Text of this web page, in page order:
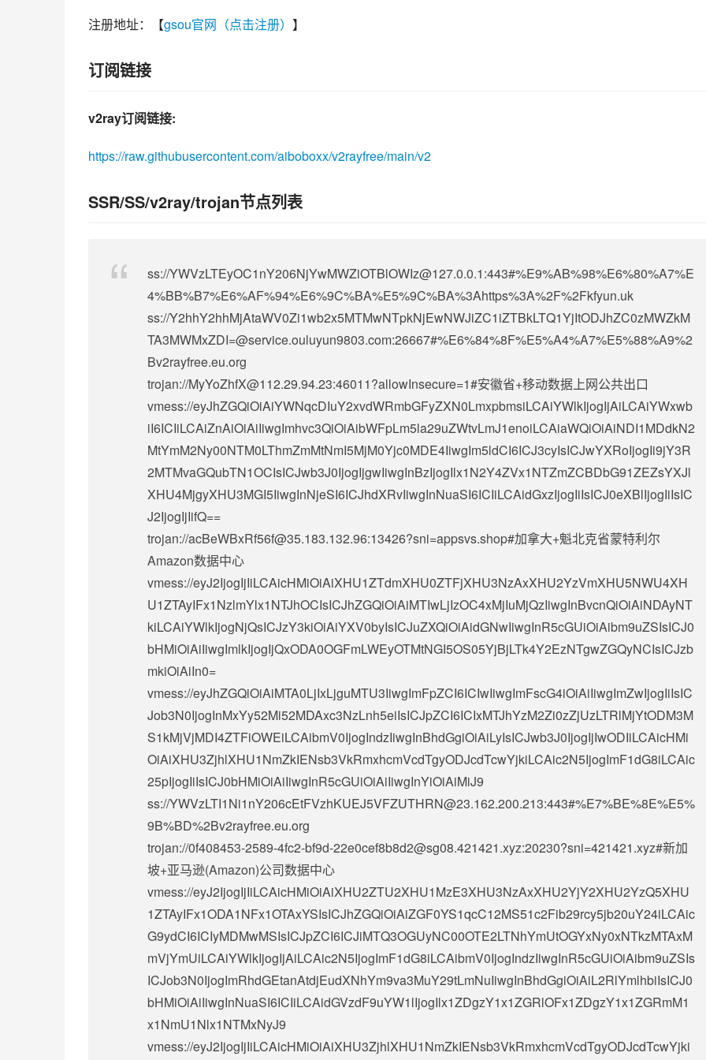
注册地址：【gsou官网（点击注册） 】
订阅链接
v2ray订阅链接:
https://raw.githubusercontent.com/aiboboxx/v2rayfree/main/v2
SSR/SS/v2ray/trojan节点列表
ss://YWVzLTEyOC1nY206NjYwMWZiOTBlOWIz@127.0.0.1:443#%E9%AB%98%E6%80%A7%E
4%BB%B7%E6%AF%94%E6%9C%BA%E5%9C%BA%3Ahttps%3A%2F%2Fkfyun.uk
ss://Y2hhY2hhMjAtaWV0Zi1wb2x5MTMwNTpkNjEwNWJiZC1iZTBkLTQ1YjItODJhZC0zMWZkM
TA3MWMxZDI=@service.ouluyun9803.com:26667#%E6%84%8F%E5%A4%A7%E5%88%A9%2
Bv2rayfree.eu.org
trojan://MyYoZhfX@112.29.94.23:46011?allowInsecure=1#安徽省+移动数据上网公共出口
vmess://eyJhZGQiOiAiYWNqcDIuY2xvdWRmbGFyZXN0LmxpbmsiLCAiYWlkIjogIjAiLCAiYWxwb
iI6ICIiLCAiZnAiOiAiIiwgImhvc3QiOiAibWFpLm5la29uZWtvLmJ1enoiLCAiaWQiOiAiNDI1MDdkN2
MtYmM2Ny00NTM0LThmZmMtNmI5MjM0Yjc0MDE4IiwgIm5ldCI6ICJ3cyIsICJwYXRoIjogIi9jY3R
2MTMvaGQubTN1OCIsICJwb3J0IjogIjgwIiwgInBzIjogIlx1N2Y4ZVx1NTZmZCBDbG91ZEZsYXJl
XHU4MjgyXHU3MGI5IiwgInNjeSI6ICJhdXRvIiwgInNuaSI6ICIiLCAidGxzIjogIiIsICJ0eXBlIjogIiIsIC
J2IjogIjIifQ==
trojan://acBeWBxRf56f@35.183.132.96:13426?sni=appsvs.shop#加拿大+魁北克省蒙特利尔
Amazon数据中心
vmess://eyJ2IjogIjIiLCAicHMiOiAiXHU1ZTdmXHU0ZTFjXHU3NzAxXHU2YzVmXHU5NWU4XH
U1ZTAyIFx1NzlmYlx1NTJhOCIsICJhZGQiOiAiMTIwLjIzOC4xMjIuMjQzIiwgInBvcnQiOiAiNDAyNT
kiLCAiYWlkIjogNjQsICJzY3kiOiAiYXV0byIsICJuZXQiOiAidGNwIiwgInR5cGUiOiAibm9uZSIsICJ0
bHMiOiAiIiwgImlkIjogIjQxODA0OGFmLWEyOTMtNGI5OS05YjBjLTk4Y2EzNTgwZGQyNCIsICJzb
mkiOiAiIn0=
vmess://eyJhZGQiOiAiMTA0LjIxLjguMTU3IiwgImFpZCI6ICIwIiwgImFscG4iOiAiIiwgImZwIjogIiIsIC
Job3N0IjogInMxYy52Mi52MDAxc3NzLnh5eiIsICJpZCI6ICIxMTJhYzM2Zi0zZjUzLTRlMjYtODM3M
S1kMjVjMDI4ZTFiOWEiLCAibmV0IjogIndzIiwgInBhdGgiOiAiLyIsICJwb3J0IjogIjIwODIiLCAicHMi
OiAiXHU3ZjhlXHU1NmZkIENsb3VkRmxhcmVcdTgyODJcdTcwYjkiLCAic2N5IjogImF1dG8iLCAic
25pIjogIiIsICJ0bHMiOiAiIiwgInR5cGUiOiAiIiwgInYiOiAiMiJ9
ss://YWVzLTI1Ni1nY206cEtFVzhKUEJ5VFZUTHRN@23.162.200.213:443#%E7%BE%8E%E5%
9B%BD%2Bv2rayfree.eu.org
trojan://0f408453-2589-4fc2-bf9d-22e0cef8b8d2@sg08.421421.xyz:20230?sni=421421.xyz#新加
坡+亚马逊(Amazon)公司数据中心
vmess://eyJ2IjogIjIiLCAicHMiOiAiXHU2ZTU2XHU1MzE3XHU3NzAxXHU2YjY2XHU2YzQ5XHU
1ZTAyIFx1ODA1NFx1OTAxYSIsICJhZGQiOiAiZGF0YS1qcC12MS51c2Fib29rcy5jb20uY24iLCAic
G9ydCI6ICIyMDMwMSIsICJpZCI6ICJiMTQ3OGUyNC00OTE2LTNhYmUtOGYxNy0xNTkzMTAxM
mVjYmUiLCAiYWlkIjogIjAiLCAic2N5IjogImF1dG8iLCAibmV0IjogIndzIiwgInR5cGUiOiAibm9uZSIs
ICJob3N0IjogImRhdGEtanAtdjEudXNhYm9va3MuY29tLmNuIiwgInBhdGgiOiAiL2RlYmlhbiIsICJ0
bHMiOiAiIiwgInNuaSI6ICIiLCAidGVzdF9uYW1lIjogIlx1ZDgzY1x1ZGRlOFx1ZDgzY1x1ZGRmM1
x1NmU1Nlx1NTMxNyJ9
vmess://eyJ2IjogIjIiLCAicHMiOiAiXHU3ZjhlXHU1NmZkIENsb3VkRmxhcmVcdTgyODJcdTcwYjki